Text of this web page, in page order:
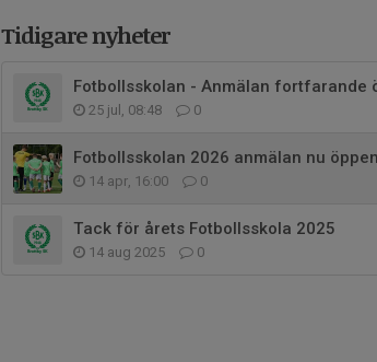
Tidigare nyheter
Fotbollsskolan - Anmälan fortfarande
25 jul, 08:48 0
Fotbollsskolan 2026 anmälan nu
14 apr, 16:00 0
Tack för årets Fotbollsskola 2025
14 aug 2025 0